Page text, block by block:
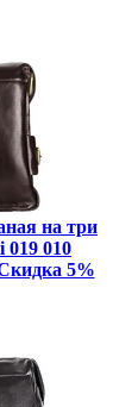
на три
019 010
5%